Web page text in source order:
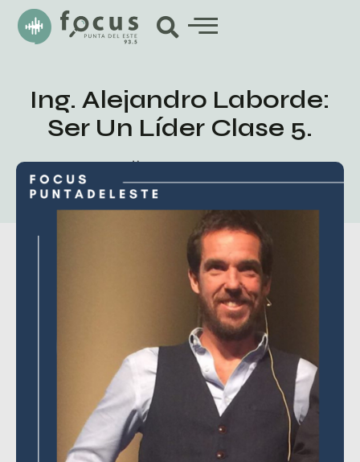
Ing. Alejandro Laborde:
Ser Un Líder Clase 5.
febrero 4, 2020